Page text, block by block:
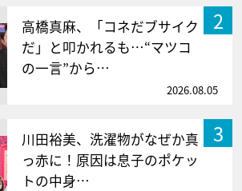
2
高橋真麻、「コネだブサイク
だ」と叩かれるも…“マツコ
の一言”から…
2026.08.05
3
川田裕美、洗濯物がなぜか真
っ赤に！原因は息子のポケッ
トの中身…